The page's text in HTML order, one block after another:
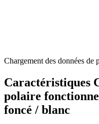
Chargement des données de
Caractéristiques
polaire
foncé / blanc